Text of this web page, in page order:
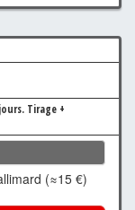
Tirage +
(≈15 €)